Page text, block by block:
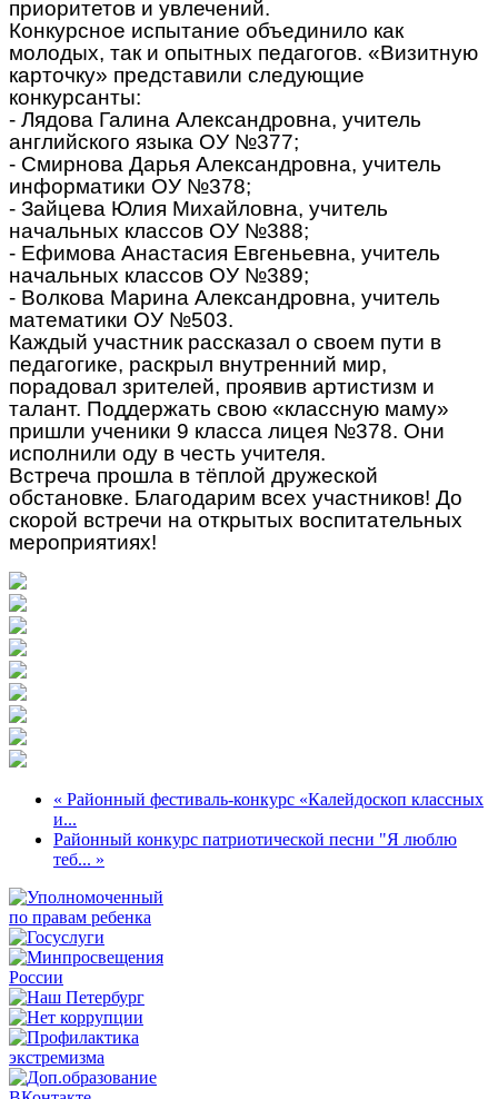
приоритетов и увлечений.
Конкурсное испытание объединило как
молодых, так и опытных педагогов. «Визитную
карточку» представили следующие
конкурсанты:
- Лядова Галина Александровна, учитель
английского языка ОУ №377;
- Смирнова Дарья Александровна, учитель
информатики ОУ №378;
- Зайцева Юлия Михайловна, учитель
начальных классов ОУ №388;
- Ефимова Анастасия Евгеньевна, учитель
начальных классов ОУ №389;
- Волкова Марина Александровна, учитель
математики ОУ №503.
Каждый участник рассказал о своем пути в
педагогике, раскрыл внутренний мир,
порадовал зрителей, проявив артистизм и
талант. Поддержать свою «классную маму»
пришли ученики 9 класса лицея №378. Они
исполнили оду в честь учителя.
Встреча прошла в тёплой дружеской
обстановке. Благодарим всех участников! До
скорой встречи на открытых воспитательных
мероприятиях!
« Районный фестиваль-конкурс «Калейдоскоп классных
и...
Районный конкурс патриотической песни "Я люблю
теб... »